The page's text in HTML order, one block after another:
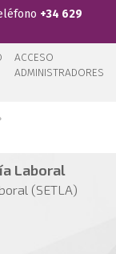
+34 629
ACCESO
ADMINISTRADORES
Laboral
(SETLA)